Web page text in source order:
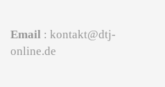
Email : kontakt@dtj-
online.de